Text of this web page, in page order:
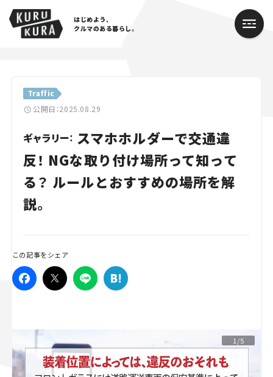
はじめよう、
クルマのある暮らし。
Traffic
公開日：2025.08.29
ギャラリー： スマホホルダーで交通違
反！ NGな取り付け場所って知って
る？ ルールとおすすめの場所を解
説。
この記事をシェア
1/5
Cars
Lifestyle
Traffic
Special
Campaign
人気のハッシュタグ
スズキ ジムニー｜Suzuki Jimny